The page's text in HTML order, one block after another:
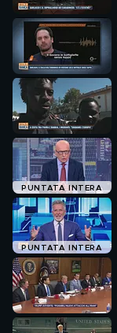
PUNTATA INTERA
PUNTATA INTERA